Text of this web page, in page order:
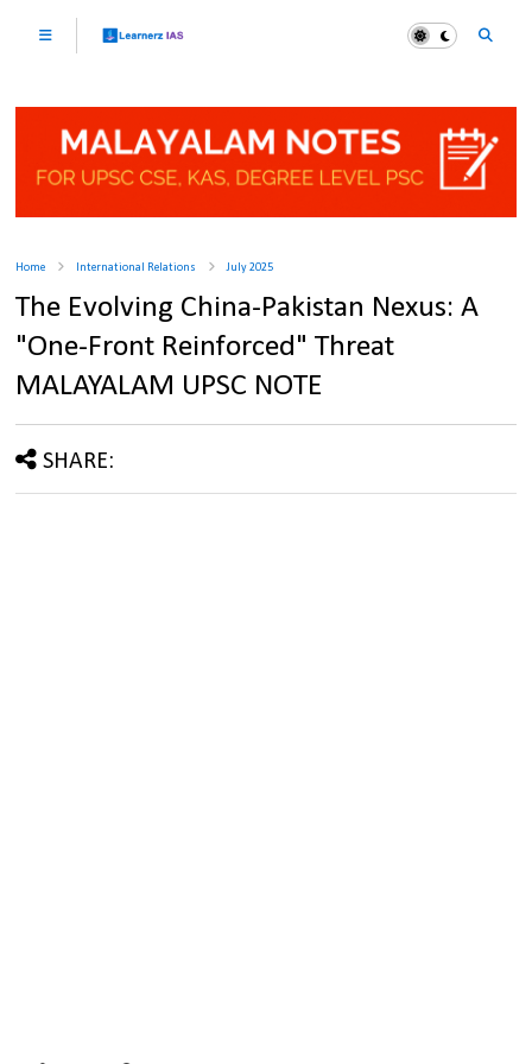
Home International Relations July 2025
The Evolving China-Pakistan Nexus: A
"One-Front Reinforced" Threat
MALAYALAM UPSC NOTE
SHARE: